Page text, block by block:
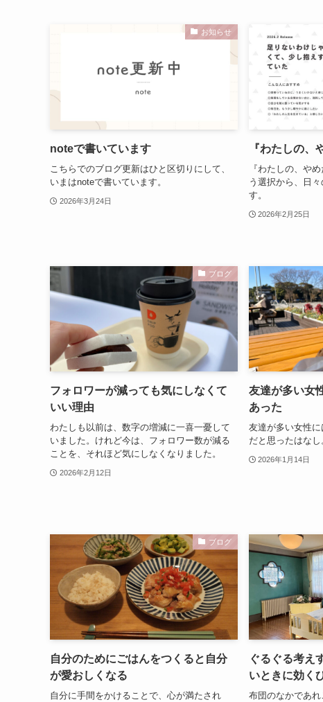
お知らせ
noteで書いています
こちらでのブログ更新はひと区切りにして、
いまはnoteで書いています。
2026年3月24日
『わたしの、
『わたしの、や
う選択から、日
す。
2026年2月25日
ブログ
フォロワーが減っても気にしなくて
いい理由
わたしも以前は、数字の増減に一喜一憂して
いました。けれど今は、フォロワー数が減る
ことを、それほど気にしなくなりました。
2026年2月12日
友達が多い女
あった
友達が多い女性
だと思ったはなし
2026年1月14日
ブログ
自分のためにごはんをつくると自分
が愛おしくなる
自分に手間をかけることで、心が満たされ
ぐるぐる考え
いときに効く
布団のなかであれ